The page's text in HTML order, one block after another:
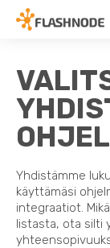
Yhdistämme
käyttämäsi
integraatiot.
listasta, ota silti